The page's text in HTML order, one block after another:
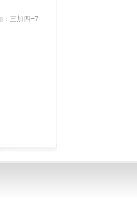
：三加四=7